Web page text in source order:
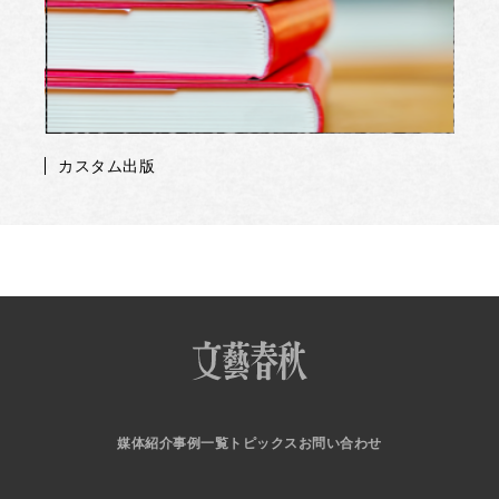
カスタム出版
媒体紹介事例一覧 トピックス お問い合わせ